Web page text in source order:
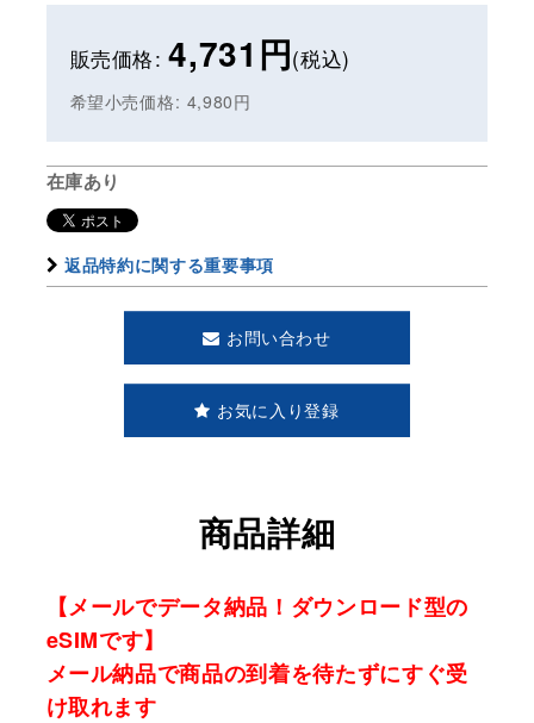
販売価格: 4,731円(税込)
希望小売価格: 4,980円
在庫あり
返品特約に関する重要事項
お問い合わせ
お気に入り登録
商品詳細
【メールでデータ納品！ダウンロード型の
eSIMです】
メール納品で商品の到着を待たずにすぐ受
け取れます